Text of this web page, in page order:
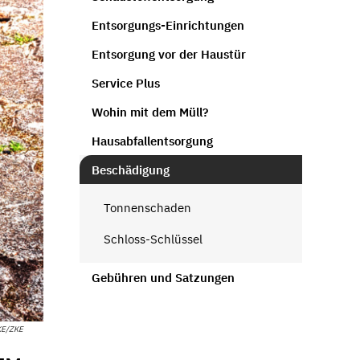
ZKE
Entsorgungs-Einrichtungen
Entsorgung vor der Haustür
Service Plus
Wohin mit dem Müll?
Hausabfallentsorgung
Beschädigung
Tonnenschaden
Schloss-Schlüssel
Gebühren und Satzungen